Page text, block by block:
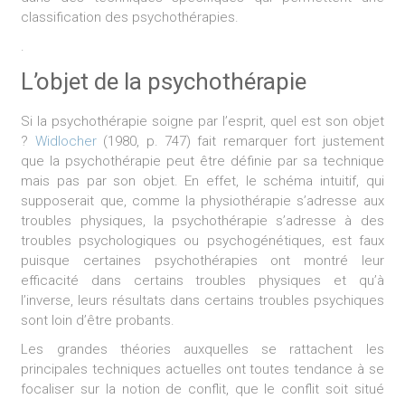
classification des psychothérapies.
.
L’objet de la psychothérapie
Si la psychothérapie soigne par l’esprit, quel est son objet
? Widlocher(1980, p. 747) fait remarquer fort justement
que la psychothérapie peut être définie par sa technique
mais pas par son objet. En effet, le schéma intuitif, qui
supposerait que, comme la physiothérapie s’adresse aux
troubles physiques, la psychothérapie s’adresse à des
troubles psychologiques ou psychogénétiques, est faux
puisque certaines psychothérapies ont montré leur
efficacité dans certains troubles physiques et qu’à
l’inverse, leurs résultats dans certains troubles psychiques
sont loin d’être probants.
Les grandes théories auxquelles se rattachent les
principales techniques actuelles ont toutes tendance à se
focaliser sur la notion de conflit, que le conflit soit situé